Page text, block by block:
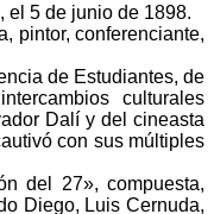
el 5 de junio de 1898.
pintor, conferenciante,
de Estudiantes, de
culturales
Dalí y del cineasta
con sus múltiples
del 27», compuesta,
Diego, Luis Cernuda,